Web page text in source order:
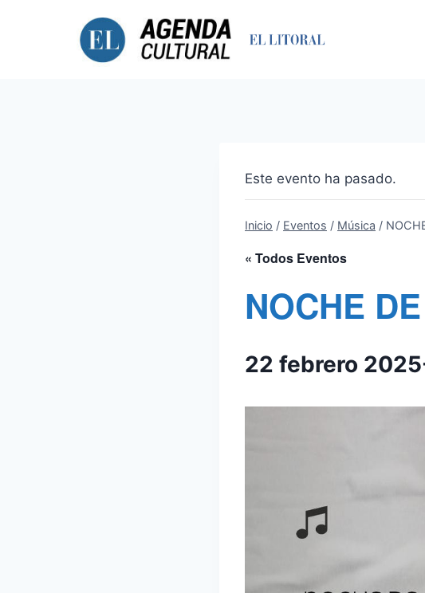
Este evento ha pasado.
Inicio / Eventos / Música /
« Todos Eventos
NOCHE
22 febrero